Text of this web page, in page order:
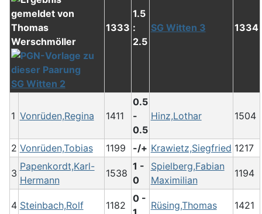
SG Witten 2
1333
1.5
:
2.5
SG Witten 3 1334
1 Vonrüden,Regina 1411
0.5
-
0.5
Hinz,Lothar 1504
2 Vonrüden,Tobias 1199 -/+ Krawietz,Siegfried 1217
3
Papenkordt,Karl-
Hermann
1538
1 -
0
Spielberg,Fabian
Maximilian
1194
4 Steinbach,Rolf 1182
0 -
Rüsing,Thomas 1421